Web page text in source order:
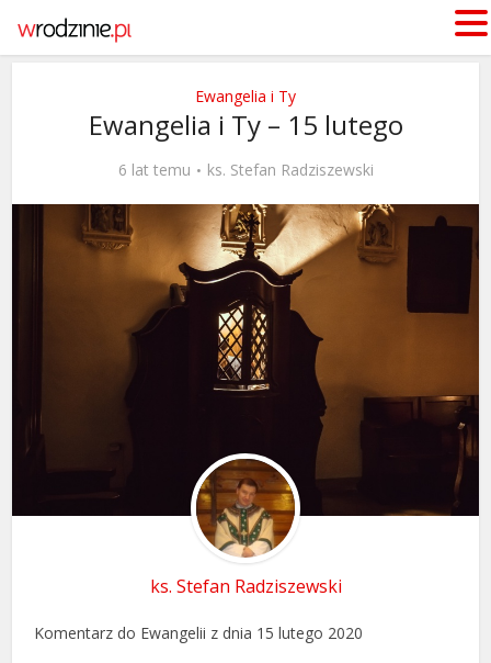
Ewangelia i Ty
Ewangelia i Ty – 15 lutego
6 lat temu ks. Stefan Radziszewski
ks. Stefan Radziszewski
Komentarz do Ewangelii z dnia 15 lutego 2020